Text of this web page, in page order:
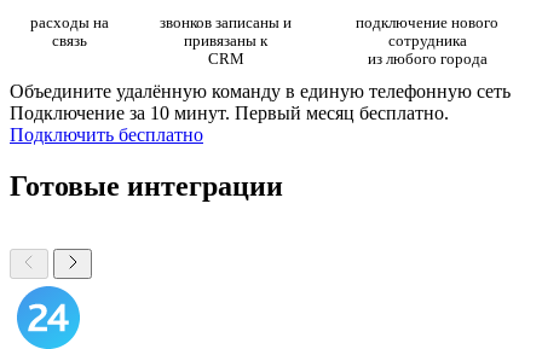
расходы на
связь
звонков записаны и
привязаны к
CRM
подключение нового
сотрудника
из любого города
Объедините удалённую команду в единую телефонную сеть
Подключение за 10 минут. Первый месяц бесплатно.
Подключить бесплатно
Готовые интеграции